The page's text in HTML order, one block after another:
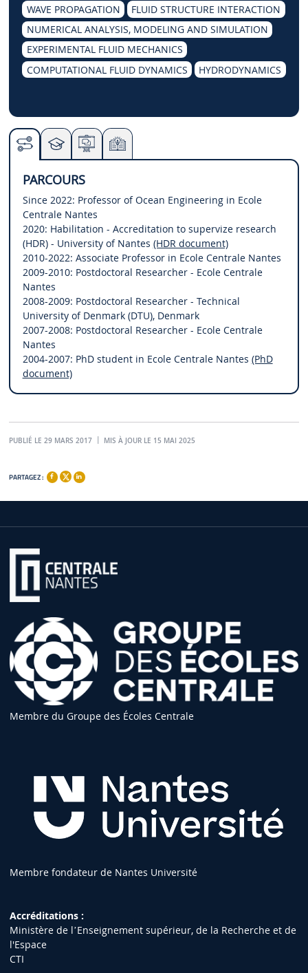
WAVE PROPAGATION
FLUID STRUCTURE INTERACTION
NUMERICAL ANALYSIS, MODELING AND SIMULATION
EXPERIMENTAL FLUID MECHANICS
COMPUTATIONAL FLUID DYNAMICS
HYDRODYNAMICS
PARCOURS
Since 2022: Professor of Ocean Engineering in Ecole
Centrale Nantes
2020: Habilitation - Accreditation to supervize research
(HDR) - University of Nantes (HDR document)
2010-2022: Associate Professor in Ecole Centrale Nantes
2009-2010: Postdoctoral Researcher - Ecole Centrale
Nantes
2008-2009: Postdoctoral Researcher - Technical
University of Denmark (DTU), Denmark
2007-2008: Postdoctoral Researcher - Ecole Centrale
Nantes
2004-2007: PhD student in Ecole Centrale Nantes (PhD
document)
PUBLIÉ LE 29 MARS 2017 MIS À JOUR LE 15 MAI 2025
PARTAGEZ :
Membre du Groupe des Écoles Centrale
Membre fondateur de Nantes Université
Accréditations :
Ministère de lʼEnseignement supérieur, de la Recherche et de
l'Espace
CTI